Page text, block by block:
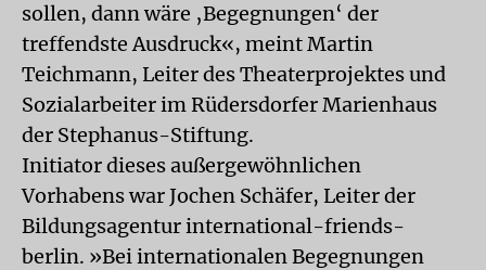
sollen, dann wäre ‚Begegnungen‘ der
treffendste Ausdruck«, meint Martin
Teichmann, Leiter des Theaterprojektes und
Sozialarbeiter im Rüdersdorfer Marienhaus
der Stephanus-Stiftung.
Initiator dieses außergewöhnlichen
Vorhabens war Jochen Schäfer, Leiter der
Bildungsagentur international-friends-
berlin. »Bei internationalen Begegnungen